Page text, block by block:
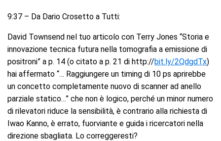
9:37 – Da Dario Crosetto a Tutti:
David Townsend nel tuo articolo con Terry Jones “Storia e
innovazione tecnica futura nella tomografia a emissione di
positroni” a p. 14 (o citato a p. 21 di http://bit.ly/2QdgdTx)
hai affermato “… Raggiungere un timing di 10 ps aprirebbe
un concetto completamente nuovo di scanner ad anello
parziale statico…” che non è logico, perché un minor numero
di rilevatori riduce la sensibilità, è contrario alla richiesta di
Iwao Kanno, è errato, fuorviante e guida i ricercatori nella
direzione sbagliata. Lo correggeresti?